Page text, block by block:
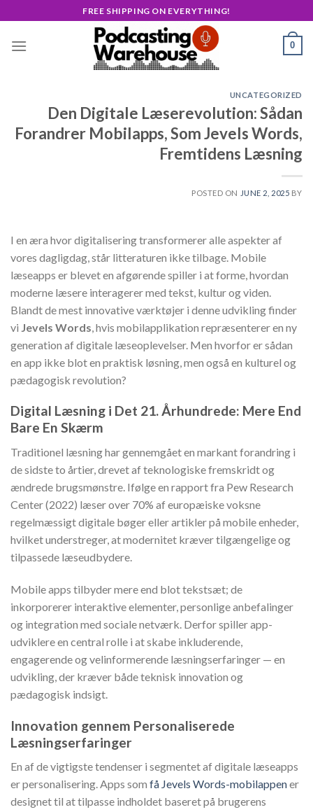
to
content
FREE SHIPPING ON EVERYTHING!
0
UNCATEGORIZED
Den Digitale Læserevolution: Sådan
Forandrer Mobilapps, Som Jevels Words,
Fremtidens Læsning
POSTED ON JUNE 2, 2025 BY
I en æra hvor digitalisering transformerer alle aspekter af
vores dagligdag, står litteraturen ikke tilbage. Mobile
læseapps er blevet en afgørende spiller i at forme, hvordan
moderne læsere interagerer med tekst, kultur og viden.
Blandt de mest innovative værktøjer i denne udvikling finder
vi Jevels Words , hvis mobilapplikation repræsenterer en ny
generation af digitale læseoplevelser. Men hvorfor er sådan
en app ikke blot en praktisk løsning, men også en kulturel og
pædagogisk revolution?
Digital Læsning i Det 21. Århundrede: Mere End
Bare En Skærm
Traditionel læsning har gennemgået en markant forandring i
de sidste to årtier, drevet af teknologiske fremskridt og
ændrede brugsmønstre. Ifølge en rapport fra Pew Research
Center (2022) læser over 70% af europæiske voksne
regelmæssigt digitale bøger eller artikler på mobile enheder,
hvilket understreger, at modernitet kræver tilgængelige og
tilpassede læseudbydere.
Mobile apps tilbyder mere end blot tekstsæt; de
inkorporerer interaktive elementer, personlige anbefalinger
og integration med sociale netværk. Derfor spiller app-
udviklere en central rolle i at skabe inkluderende,
engagerende og velinformerende læsningserfaringer — en
udvikling, der kræver både teknisk innovation og
pædagogisk indsigt.
Innovation gennem Personaliserede
Læsningserfaringer
En af de vigtigste tendenser i segmentet af digitale læseapps
er personalisering. Apps som få Jevels Words-mobilappener
designet til at tilpasse indholdet baseret på brugerens